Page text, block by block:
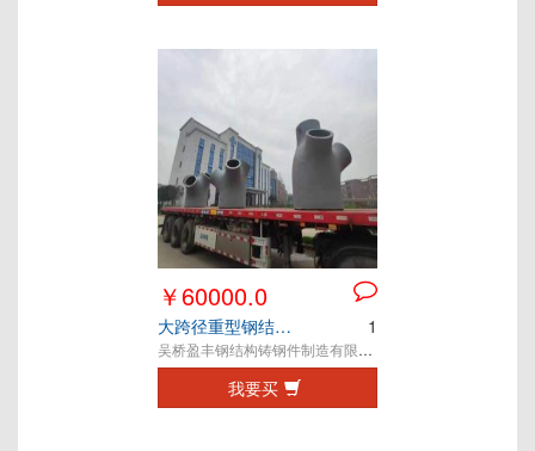
￥60000.0
大跨径重型钢结构工程定制铸钢件 1
吴桥盈丰钢结构铸钢件制造有限公司
我要买